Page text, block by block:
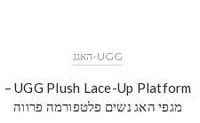
UGG-האגג
UGG Plush Lace-Up Platform –
מגפי האג נשים פלטפורמה פרווה